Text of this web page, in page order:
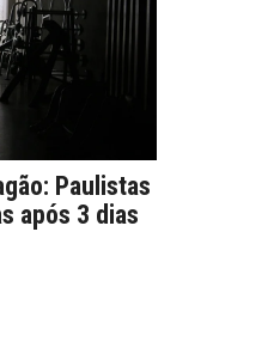
Paulistas
após 3 dias